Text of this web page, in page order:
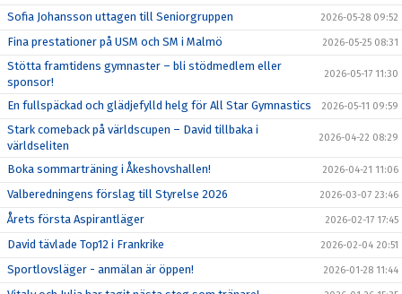
Sofia Johansson uttagen till Seniorgruppen 2026-05-28 09:52
Fina prestationer på USM och SM i Malmö 2026-05-25 08:31
Stötta framtidens gymnaster – bli stödmedlem eller
sponsor!
2026-05-17 11:30
En fullspäckad och glädjefylld helg för All Star Gymnastics 2026-05-11 09:59
Stark comeback på världscupen – David tillbaka i
världseliten
2026-04-22 08:29
Boka sommarträning i Åkeshovshallen! 2026-04-21 11:06
Valberedningens förslag till Styrelse 2026 2026-03-07 23:46
Årets första Aspirantläger 2026-02-17 17:45
David tävlade Top12 i Frankrike 2026-02-04 20:51
Sportlovsläger - anmälan är öppen! 2026-01-28 11:44